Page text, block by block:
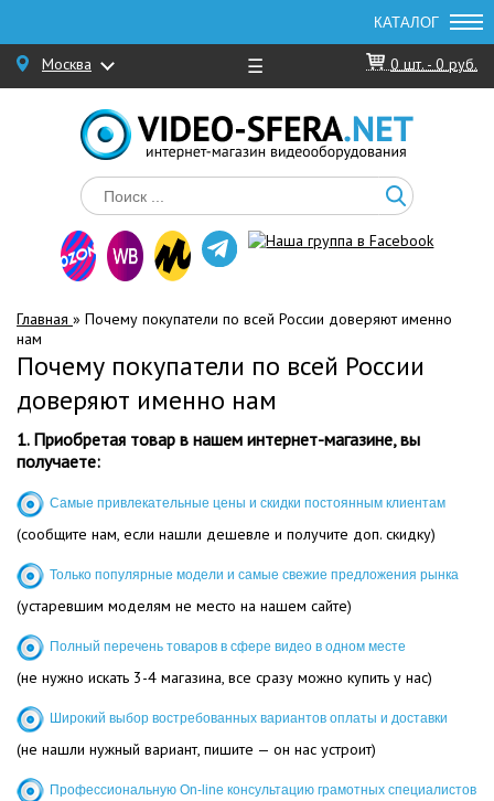
Москва ☰ 0 шт. - 0 руб.
Главная » Почему покупатели по всей России доверяют именно
нам
Почему покупатели по всей России
доверяют именно нам
1. Приобретая товар в нашем интернет-магазине, вы
получаете:
Самые привлекательные цены и скидки постоянным клиентам
(сообщите нам, если нашли дешевле и получите доп. скидку)
Только популярные модели и самые свежие предложения рынка
(устаревшим моделям не место на нашем сайте)
Полный перечень товаров в сфере видео в одном месте
(не нужно искать 3-4 магазина, все сразу можно купить у нас)
Широкий выбор востребованных вариантов оплаты и доставки
(не нашли нужный вариант, пишите — он нас устроит)
Профессиональную On-line консультацию грамотных специалистов